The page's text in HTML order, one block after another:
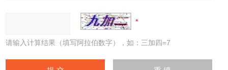
请输入计算结果（填写阿拉伯数字），如：三加四=7